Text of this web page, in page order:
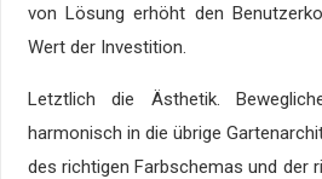
von Lösung erhöht den
Wert der Investition.
Letztlich die Ästhetik.
harmonisch in die übrige
des richtigen Farbschemas und der